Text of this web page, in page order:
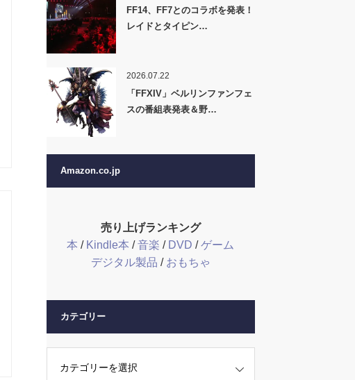
FF14、FF7とのコラボを発表！
レイドとタイピン…
2026.07.22
「FFXIV」ベルリンファンフェ
スの番組表発表＆野…
Amazon.co.jp
売り上げランキング
本 / Kindle本 /音楽 / DVD /ゲーム
デジタル製品 / おもちゃ
カテゴリー